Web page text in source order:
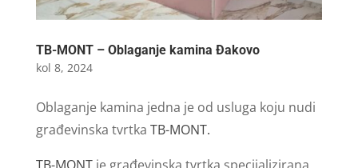
TB-MONT – Oblaganje kamina Đakovo
kol 8, 2024
Oblaganje kamina jedna je od usluga koju nudi
građevinska tvrtka TB-MONT.